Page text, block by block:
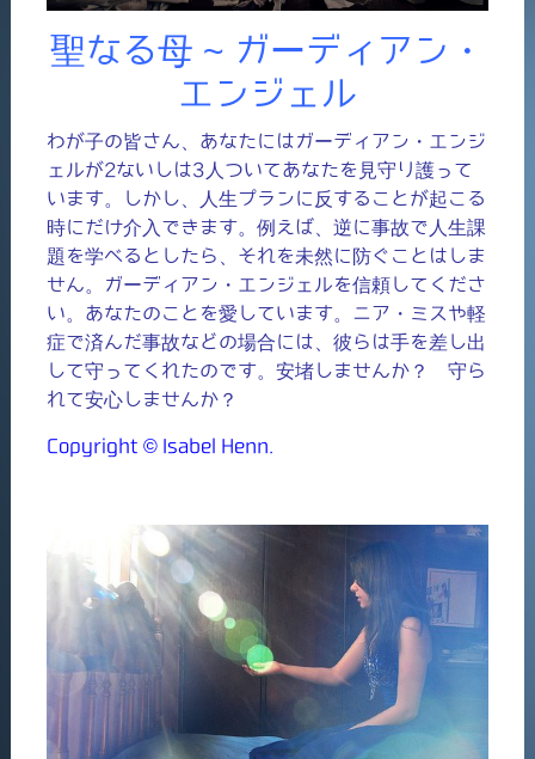
聖なる母 ~ ガーディアン・
エンジェル
わが子の皆さん、あなたにはガーディアン・エンジ
ェルが2ないしは3人ついてあなたを見守り護って
います。しかし、人生プランに反することが起こる
時にだけ介入できます。例えば、逆に事故で人生課
題を学べるとしたら、それを未然に防ぐことはしま
せん。ガーディアン・エンジェルを信頼してくださ
い。あなたのことを愛しています。ニア・ミスや軽
症で済んだ事故などの場合には、彼らは手を差し出
して守ってくれたのです。安堵しませんか？ 守ら
れて安心しませんか？
Copyright © Isabel Henn.